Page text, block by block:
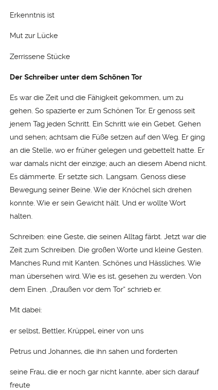
Erkenntnis ist
Mut zur Lücke
Zerrissene Stücke
Der Schreiber unter dem Schönen Tor
Es war die Zeit und die Fähigkeit gekommen, um zu
gehen. So spazierte er zum Schönen Tor. Er genoss seit
jenem Tag jeden Schritt. Ein Schritt wie ein Gebet. Gehen
und sehen; achtsam die Füße setzen auf den Weg. Er ging
an die Stelle, wo er früher gelegen und gebettelt hatte. Er
war damals nicht der einzige; auch an diesem Abend nicht.
Es dämmerte. Er setzte sich. Langsam. Genoss diese
Bewegung seiner Beine. Wie der Knöchel sich drehen
konnte. Wie er sein Gewicht hält. Und er wollte Wort
halten.
Schreiben: eine Geste, die seinen Alltag färbt. Jetzt war die
Zeit zum Schreiben. Die großen Worte und kleine Gesten.
Manches Rund mit Kanten. Schönes und Hässliches. Wie
man übersehen wird. Wie es ist, gesehen zu werden. Von
dem Einen. „Draußen vor dem Tor“ schrieb er.
Mit dabei:
er selbst, Bettler, Krüppel, einer von uns
Petrus und Johannes, die ihn sahen und forderten
seine Frau, die er noch gar nicht kannte, aber sich darauf
freute